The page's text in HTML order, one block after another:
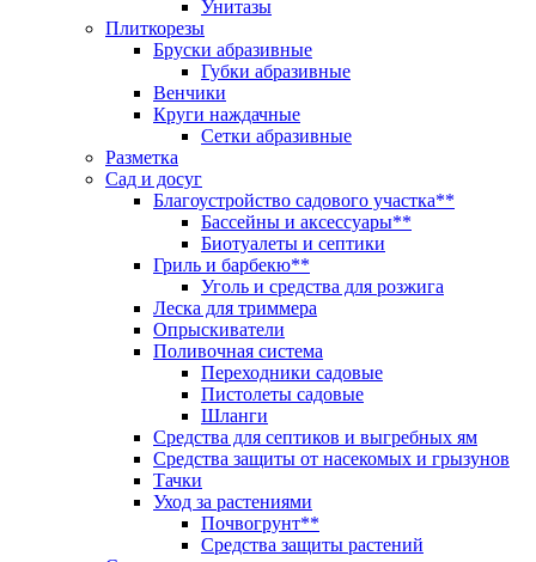
Унитазы
Плиткорезы
Бруски абразивные
Губки абразивные
Венчики
Круги наждачные
Сетки абразивные
Разметка
Сад и досуг
Благоустройство садового участка**
Бассейны и аксессуары**
Биотуалеты и септики
Гриль и барбекю**
Уголь и средства для розжига
Леска для триммера
Опрыскиватели
Поливочная система
Переходники садовые
Пистолеты садовые
Шланги
Средства для септиков и выгребных ям
Средства защиты от насекомых и грызунов
Тачки
Уход за растениями
Почвогрунт**
Средства защиты растений